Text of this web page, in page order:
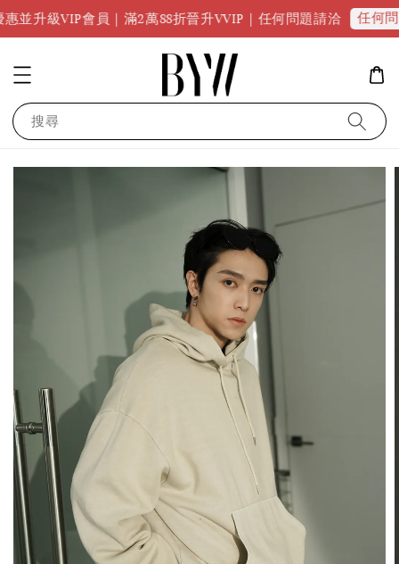
會員｜滿2萬88折晉升VVIP｜任何問題請洽 任何問題請點我
搜尋